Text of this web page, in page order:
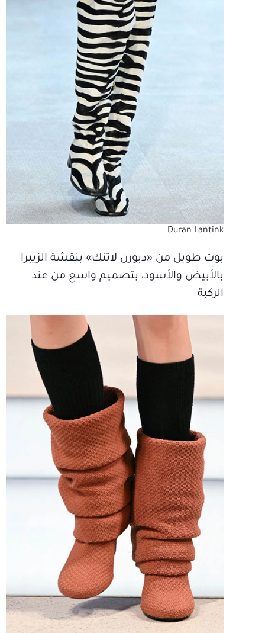
Duran Lantink
بوت طويل من «ديورن لاتنك» بنقشة الزيبرا
بالأبيض والأسود، بتصميم واسع من عند
الركبة